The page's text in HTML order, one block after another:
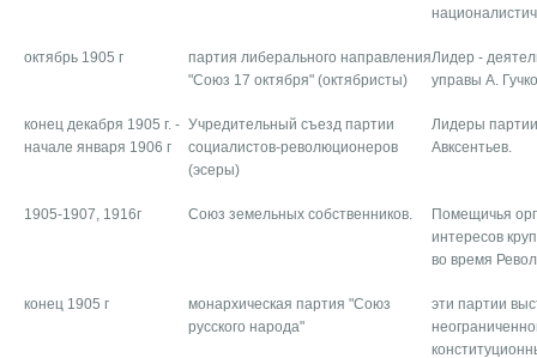
октябрь 1905 г
партия либерального направления
"Союз 17 октября" (октябристы)
Лидер -
управы А.
конец декабря 1905 г. -
начале января 1906 г
Учредительный съезд партии
социалистов-революционеров
(эсеры)
Лидеры
Авксентьев.
1905-1907, 1916г Союз земельных собственников.
Помещичья
интересов
во время
конец 1905 г
монархическая партия "Союз
русского народа"
эти партии